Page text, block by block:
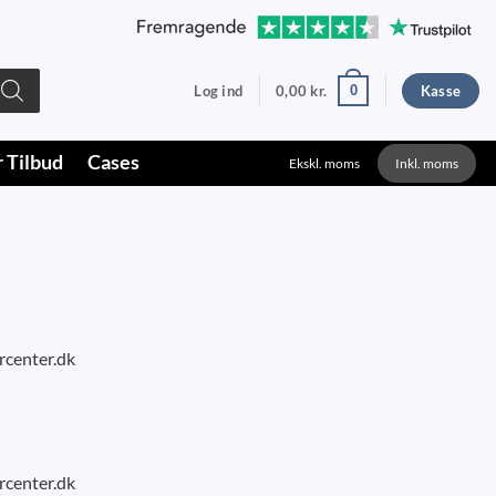
Log ind 0,00 kr. 0 Kasse
Tilbud Cases Ekskl. moms Inkl. moms